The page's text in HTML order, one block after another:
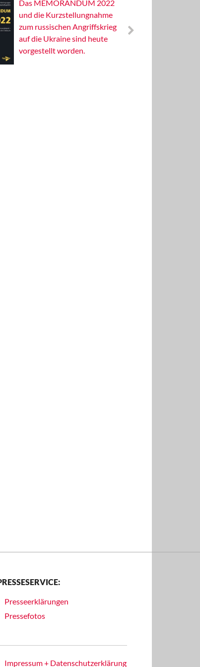
Das MEMORANDUM 2022
und die Kurzstellungnahme
zum russischen Angriffskrieg
auf die Ukraine sind heute
vorgestellt worden.
Presseerklärungen
Pressefotos
Impressum + Datenschutzerklärung